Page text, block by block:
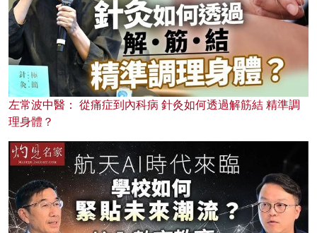
左常波中醫： 從痛症到內科病 針灸如何透過解筋結 精準調
理身體？